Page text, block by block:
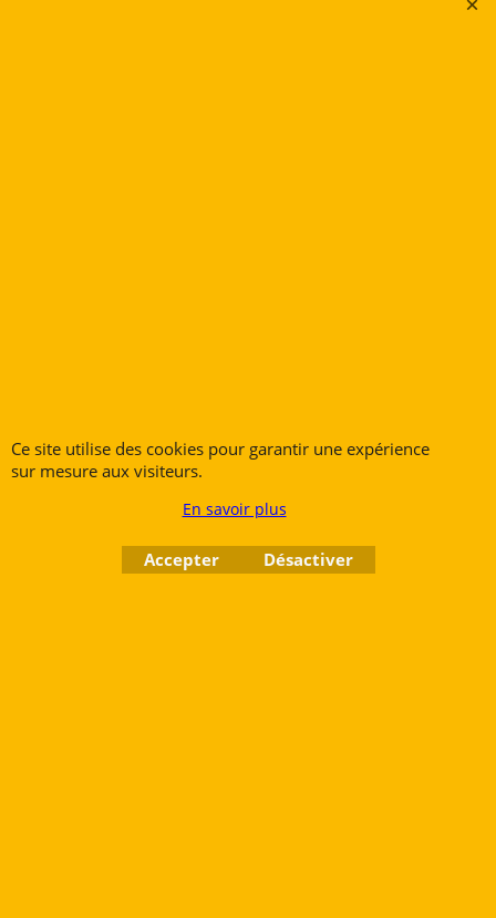
Trombones
Tubas
Ce site utilise des cookies pour garantir une expérience
sur mesure aux visiteurs.
En savoir plus
Accepter Désactiver